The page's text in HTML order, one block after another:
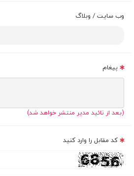
وب سایت / وبلاگ
پیغام
(بعد از تائید مدیر منتشر خواهد شد)
کد مقابل را وارد کنید